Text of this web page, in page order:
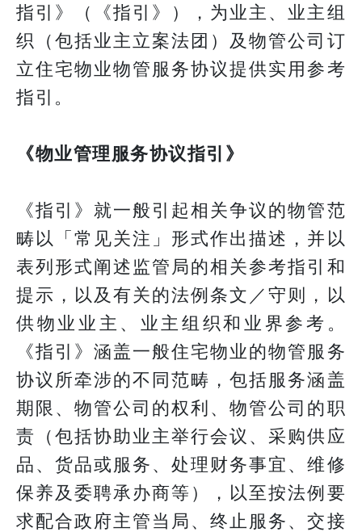
指引》（《指引》），为业主、业主组
织（包括业主立案法团）及物管公司订
立住宅物业物管服务协议提供实用参考
指引。
《物业管理服务协议指引》
《指引》就一般引起相关争议的物管范
畴以「常见关注」形式作出描述，并以
表列形式阐述监管局的相关参考指引和
提示，以及有关的法例条文／守则，以
供物业业主、业主组织和业界参考。
《指引》涵盖一般住宅物业的物管服务
协议所牵涉的不同范畴，包括服务涵盖
期限、物管公司的权利、物管公司的职
责（包括协助业主举行会议、采购供应
品、货品或服务、处理财务事宜、维修
保养及委聘承办商等），以至按法例要
求配合政府主管当局、终止服务、交接